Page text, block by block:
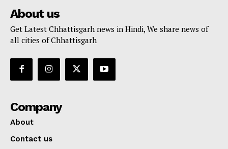
About us
Get Latest Chhattisgarh news in Hindi, We share news of
all cities of Chhattisgarh
Company
About
Contact us